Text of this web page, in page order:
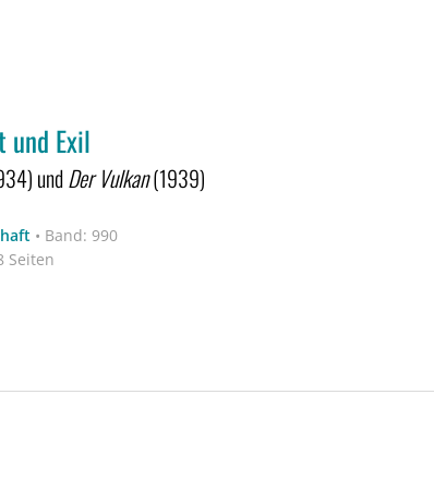
und Exil
undDer Vulkan(1939)
• Band: 990
Seiten